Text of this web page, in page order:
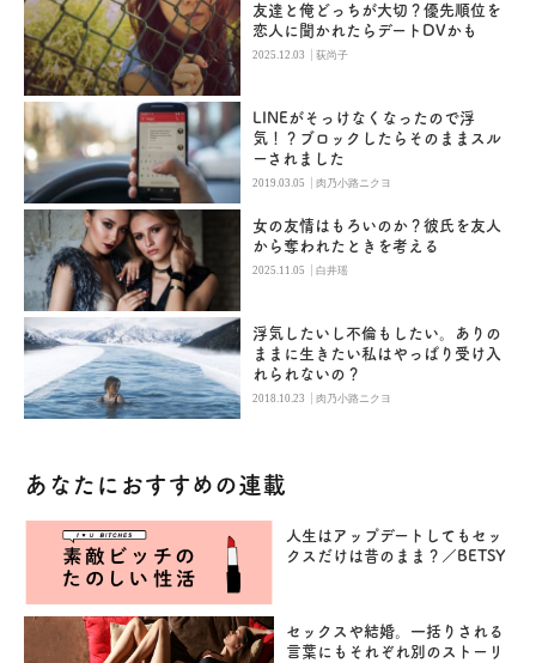
友達と俺どっちが大切？優先順位を
恋人に聞かれたらデートDVかも
2025.12.03 |荻尚子
LINEがそっけなくなったので浮
気！？ブロックしたらそのままスル
ーされました
2019.03.05 |肉乃小路ニクヨ
女の友情はもろいのか？彼氏を友人
から奪われたときを考える
2025.11.05 |白井瑶
浮気したいし不倫もしたい。ありの
ままに生きたい私はやっぱり受け入
れられないの？
2018.10.23 |肉乃小路ニクヨ
あなたにおすすめの連載
人生はアップデートしてもセッ
クスだけは昔のまま？／BETSY
セックスや結婚。一括りされる
言葉にもそれぞれ別のストーリ